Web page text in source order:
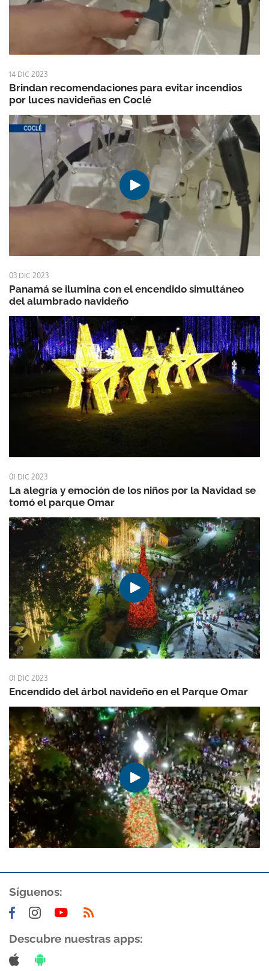
14 DIC 2023
Brindan recomendaciones para evitar incendios
por luces navideñas en Coclé
03 DIC 2023
Panamá se ilumina con el encendido simultáneo
del alumbrado navideño
01 DIC 2023
La alegría y emoción de los niños por la Navidad se
tomó el parque Omar
01 DIC 2023
Encendido del árbol navideño en el Parque Omar
Síguenos:
Descubre nuestras apps: